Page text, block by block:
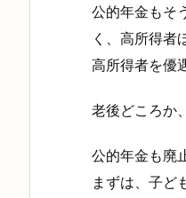
公的年金もそ
く、高所得者
高所得者を優
老後どころか
公的年金も廃
まずは、子ど